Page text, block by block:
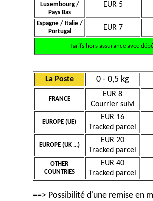
Luxembourg /
Pays Bas
EUR 5
Espagne / Italie /
Portugal
EUR 7
Tarifs hors assurance avec
La Poste 0 - 0,5 kg
FRANCE
EUR 8
Courrier suivi
EUROPE (UE)
EUR 16
Tracked parcel
EUROPE (UK ...)
EUR 20
Tracked parcel
OTHER
COUNTRIES
EUR 40
Tracked parcel
==> Possibilité d'une remise en